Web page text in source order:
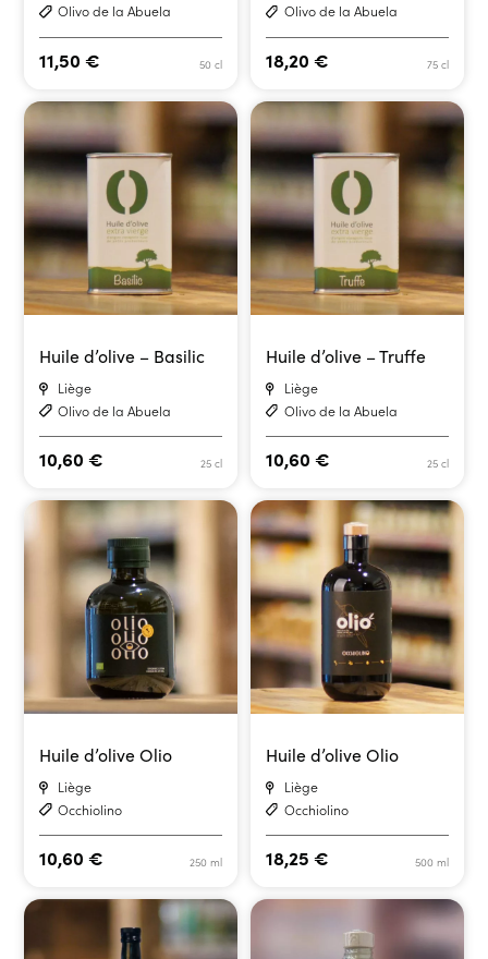
Olivo de la Abuela
50 cl
11,50€
Olivo de la Abuela
75 cl
18,20 €
Huile d’olive – Basilic
Liège
Olivo de la Abuela
25 cl
10,60€
Huile d’olive – Truffe
Liège
Olivo de la Abuela
25 cl
10,60 €
Huile d’olive Olio
Liège
Occhiolino
250 ml
10,60€
Huile d’olive Olio
Liège
Occhiolino
500 ml
18,25 €